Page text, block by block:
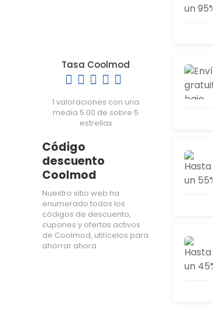
Tasa Coolmod
1 valoraciones con una
media 5.00 de sobre 5
estrellas
Código
descuento
Coolmod
Nuestro sitio web ha
enumerado todos los
códigos de descuento,
cupones y ofertas activos
de Coolmod, utilícelos para
ahorrar ahora